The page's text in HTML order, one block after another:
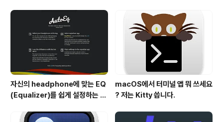
자신의 headphone에 맞는 EQ
(Equalizer)를 쉽게 설정하는 방
macOS에서 터미널 앱 뭐 쓰세요
? 저는 Kitty 씁니다.